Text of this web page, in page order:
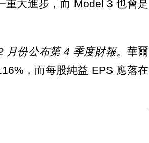
重大進步，而 Model 3 也會是
份公布第 4 季度財報。 華爾
，而每股純益 EPS 應落在